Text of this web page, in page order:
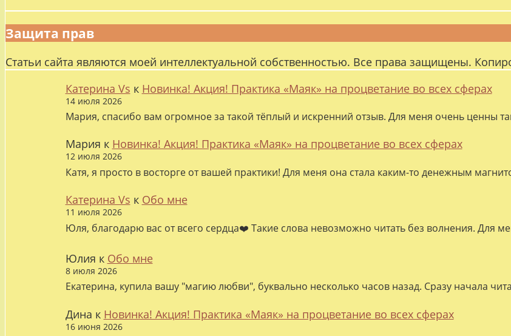
Защита прав
Статьи сайта являются моей интеллектуальной собственностью. Все права защищены.
Катерина Vs к Новинка! Акция! Практика «Маяк» на процветание во всех сферах
14 июля 2026
Мария, спасибо вам огромное за такой тёплый и искренний отзыв. Для меня очень ценны
Мария к Новинка! Акция! Практика «Маяк» на процветание во всех сферах
12 июля 2026
Катя, я просто в восторге от вашей практики! Для меня она стала каким-то денежным
Катерина Vs к Обо мне
11 июля 2026
Юля, благодарю вас от всего сердца❤️ Такие слова невозможно читать без волнения. Для
Юлия к Обо мне
8 июля 2026
Екатерина, купила вашу "магию любви", буквально несколько часов назад. Сразу начала
Дина к Новинка! Акция! Практика «Маяк» на процветание во всех сферах
16 июня 2026